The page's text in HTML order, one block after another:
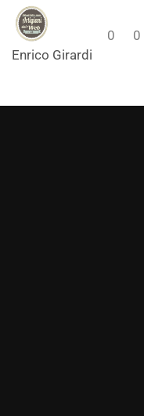
Enrico Girardi
0 0